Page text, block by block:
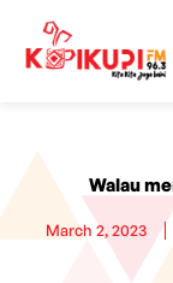
Walau
March 2, 2023